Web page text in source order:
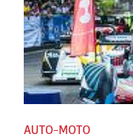
AUTO-MOTO